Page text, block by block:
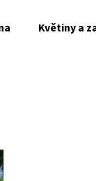
Květiny a